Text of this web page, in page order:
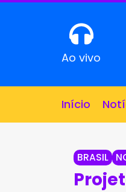
Ao vivo
Início
BRASIL